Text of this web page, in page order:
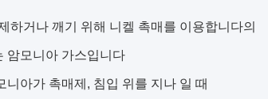
하거나 깨기 위해 니켈 촉매를 이용합니다의
암모니아 가스입니다
아가 촉매제, 침입 위를 지나 일 때